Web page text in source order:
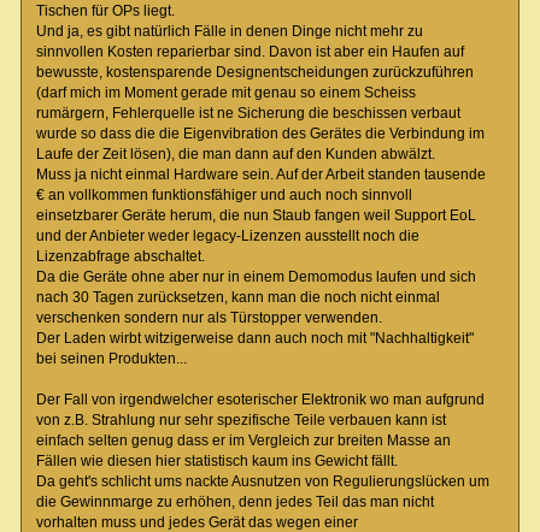
Tischen für OPs liegt.
Und ja, es gibt natürlich Fälle in denen Dinge nicht mehr zu
sinnvollen Kosten reparierbar sind. Davon ist aber ein Haufen auf
bewusste, kostensparende Designentscheidungen zurückzuführen
(darf mich im Moment gerade mit genau so einem Scheiss
rumärgern, Fehlerquelle ist ne Sicherung die beschissen verbaut
wurde so dass die die Eigenvibration des Gerätes die Verbindung im
Laufe der Zeit lösen), die man dann auf den Kunden abwälzt.
Muss ja nicht einmal Hardware sein. Auf der Arbeit standen tausende
€ an vollkommen funktionsfähiger und auch noch sinnvoll
einsetzbarer Geräte herum, die nun Staub fangen weil Support EoL
und der Anbieter weder legacy-Lizenzen ausstellt noch die
Lizenzabfrage abschaltet.
Da die Geräte ohne aber nur in einem Demomodus laufen und sich
nach 30 Tagen zurücksetzen, kann man die noch nicht einmal
verschenken sondern nur als Türstopper verwenden.
Der Laden wirbt witzigerweise dann auch noch mit "Nachhaltigkeit"
bei seinen Produkten...
Der Fall von irgendwelcher esoterischer Elektronik wo man aufgrund
von z.B. Strahlung nur sehr spezifische Teile verbauen kann ist
einfach selten genug dass er im Vergleich zur breiten Masse an
Fällen wie diesen hier statistisch kaum ins Gewicht fällt.
Da geht's schlicht ums nackte Ausnutzen von Regulierungslücken um
die Gewinnmarge zu erhöhen, denn jedes Teil das man nicht
vorhalten muss und jedes Gerät das wegen einer